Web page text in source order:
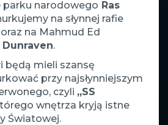
parku narodowego Ras
na słynnej rafie
oraz na Mahmud Ed
Dunraven.
będą mieli szansę
przy najsłynniejszym
czyli „SS
wnętrza kryją istne
Światowej.